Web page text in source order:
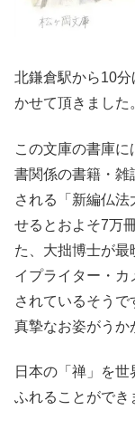
北鎌倉駅から10
かせて頂きました
この文庫の書庫
書関係の書籍・雑
される「新編仏
せるとおよそ7万
た、大拙博士が最
イプライター・カ
されているそう
真摯なお姿がうか
日本の「禅」を
ふれることができ